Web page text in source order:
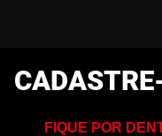
FIQUE POR